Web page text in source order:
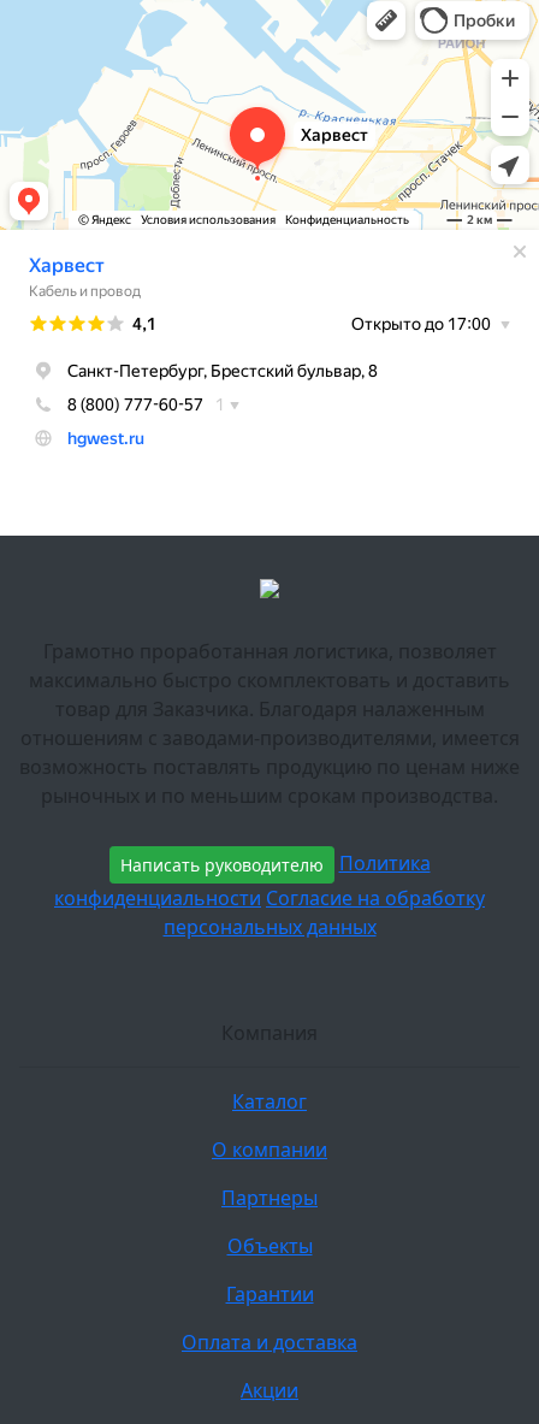
Грамотно проработанная логистика, позволяет
максимально быстро скомплектовать и доставить
товар для Заказчика. Благодаря налаженным
отношениям с заводами-производителями, имеется
возможность поставлять продукцию по ценам ниже
рыночных и по меньшим срокам производства.
Написать руководителю
Политика
конфиденциальности Согласие на обработку
персональных данных
Компания
Каталог
О компании
Партнеры
Объекты
Гарантии
Оплата и доставка
Акции